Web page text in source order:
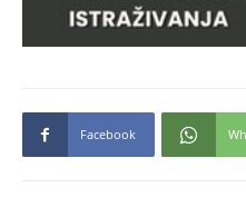
Facebook